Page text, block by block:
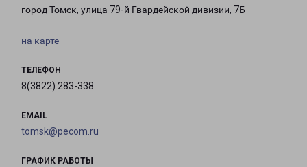
город Томск, улица 79-й Гвардейской дивизии, 7Б
на карте
ТЕЛЕФОН
8(3822) 283-338
EMAIL
tomsk@pecom.ru
ГРАФИК РАБОТЫ